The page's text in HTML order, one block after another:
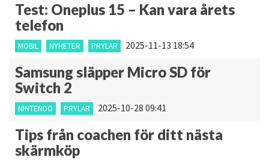
Test: Oneplus 15 – Kan vara årets
telefon
MOBIL NYHETER PRYLAR 2025-11-13 18:54
Samsung släpper Micro SD för
Switch 2
NINTENDO PRYLAR 2025-10-28 09:41
Tips från coachen för ditt nästa
skärmköp